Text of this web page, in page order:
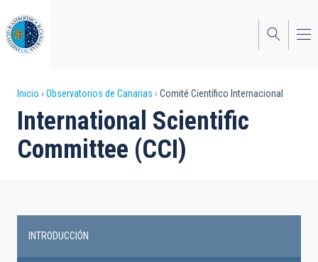
al
contenido
principal
Sobrescribir
enlaces
de
la
navegación
Inicio Observatorios de Canarias Comité Científico Internacional
International Scientific
Committee (CCI)
INTRODUCCIÓN